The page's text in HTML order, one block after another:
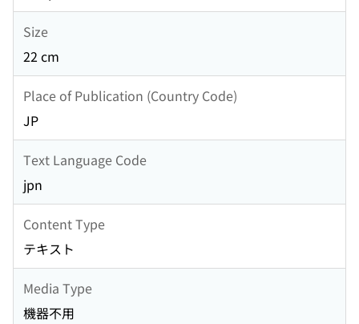
Size
22 cm
Place of Publication (Country Code)
JP
Text Language Code
jpn
Content Type
テキスト
Media Type
機器不用